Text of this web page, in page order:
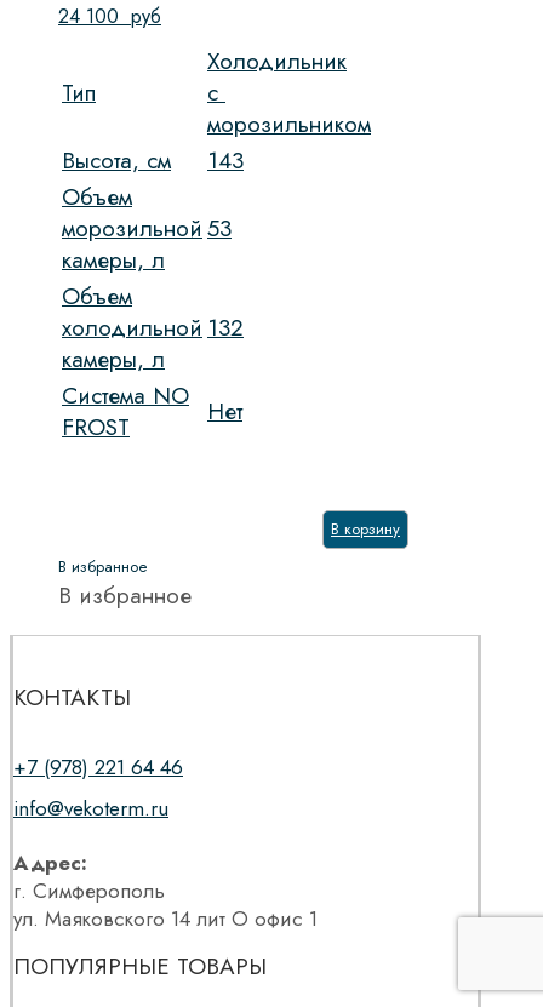
24 100 руб
Тип
Холодильник
c
морозильником
Высота, см
143
Объем
морозильной
камеры, л
53
Объем
холодильной
камеры, л
132
Система NO
FROST
Нет
В корзину
В избранное
В избранное
КОНТАКТЫ
+7 (978) 221 64 46
info@vekoterm.ru
Адрес:
г. Симферополь
ул. Маяковского 14 лит О офис 1
ПОПУЛЯРНЫЕ ТОВАРЫ